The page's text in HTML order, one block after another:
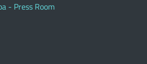
- Press Room